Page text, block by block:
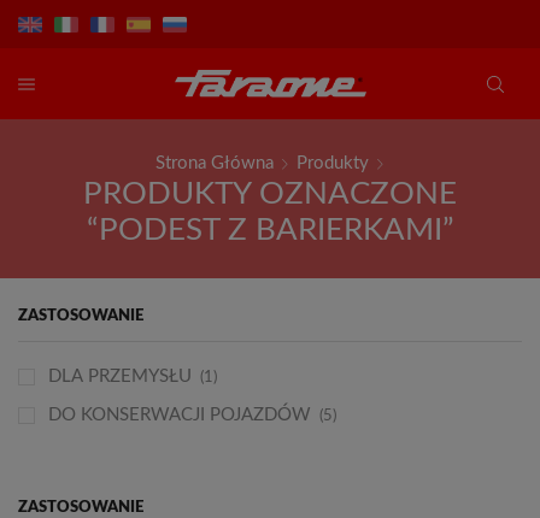
Strona Główna Produkty
PRODUKTY OZNACZONE
“PODEST Z BARIERKAMI”
ZASTOSOWANIE
ZASTOSOWANIE
DLA PRZEMYSŁU (1)
DO KONSERWACJI POJAZDÓW (5)